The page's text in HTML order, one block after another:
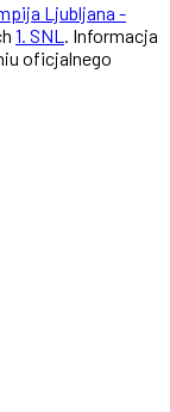
Ljubljana -
1. SNL . Informacja
oficjalnego